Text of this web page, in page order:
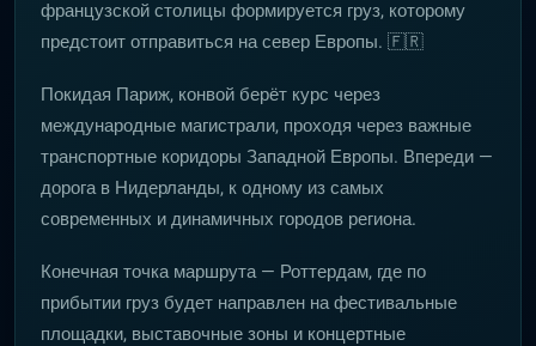
французской столицы формируется груз, которому
предстоит отправиться на север Европы. 🇫🇷
Покидая Париж, конвой берёт курс через
международные магистрали, проходя через важные
транспортные коридоры Западной Европы. Впереди —
дорога в Нидерланды, к одному из самых
современных и динамичных городов региона.
Конечная точка маршрута — Роттердам, где по
прибытии груз будет направлен на фестивальные
площадки, выставочные зоны и концертные